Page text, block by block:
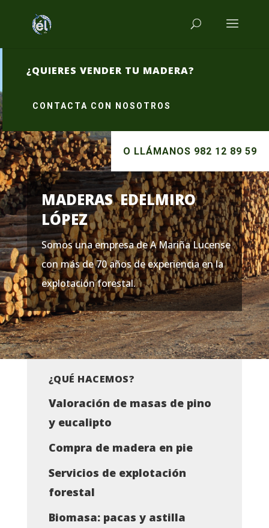
¿QUIERES VENDER TU MADERA?
CONTACTA CON NOSOTROS
O LLÁMANOS 982 12 89 59
MADERAS EDELMIRO
LÓPEZ
Somos una empresa de A Mariña Lucense
con más de 70 años de experiencia en la
explotación forestal.
¿QUÉ HACEMOS?
Valoración de masas de pino
y eucalipto
Compra de madera en pie
Servicios de explotación
forestal
Biomasa: pacas y astilla